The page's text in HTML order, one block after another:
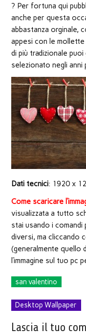
apre
una
nuova
finestra)
(Si
apre
in
nuova
finestra)
(Si
in
? Per fortuna qui
anche per questa
abbastanza orginale,
appesi con le mollette
di più tradizionale
selezionato negli anni
Dati tecnici: 1920 x
Come scaricare
visualizzata a tutto
stai usando i
diversi, ma cliccando
(generalmente quello
l’immagine sul tuo pc
san valentino
Desktop Wallpaper
Lascia il tuo